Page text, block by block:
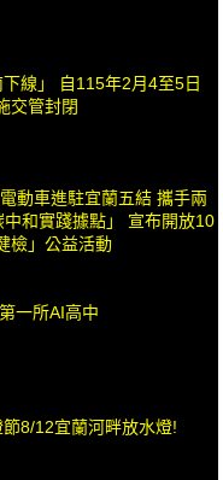
線」 自115年2月4至5日
交管封閉
動車進駐宜蘭五結 攜手兩
和實踐據點」 宣布開放10
檢」公益活動
一所AI高中
8/12宜蘭河畔放水燈!